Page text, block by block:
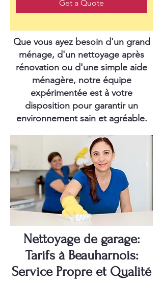
Get a Quote
Que vous ayez besoin d'un grand
ménage, d'un nettoyage après
rénovation ou d'une simple aide
ménagère, notre équipe
expérimentée est à votre
disposition pour garantir un
environnement sain et agréable.
Nettoyage de garage:
Tarifs à Beauharnois:
Service Propre et Qualité